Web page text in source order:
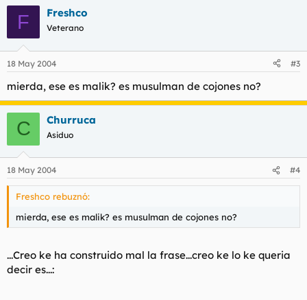
F Freshco
Veterano
18 May 2004 #3
mierda, ese es malik? es musulman de cojones no?
C Churruca
Asiduo
18 May 2004 #4
Freshco rebuznó:
mierda, ese es malik? es musulman de cojones no?
...Creo ke ha construido mal la frase...creo ke lo ke queria
decir es...: